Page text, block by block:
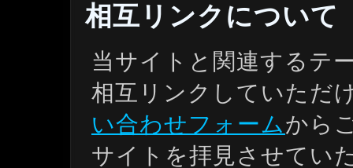
相互リンクについて
当サイトと関連するテ
相互リンクしていただ
い合わせフォームから
サイトを拝見させてい